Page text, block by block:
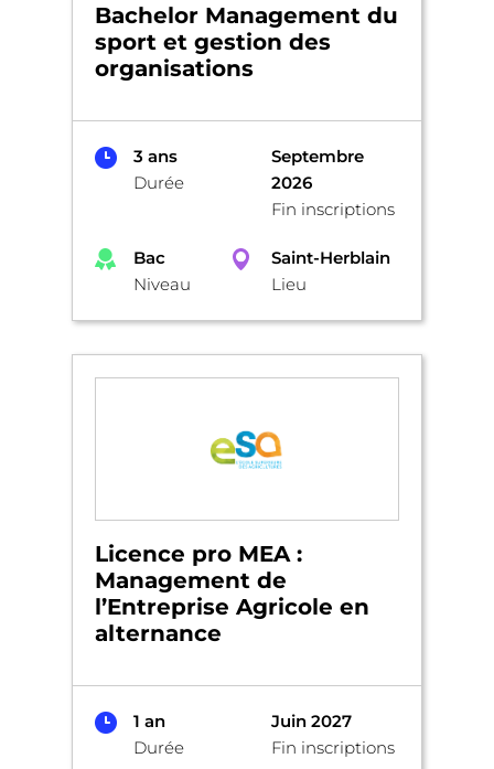
Bachelor Management du
sport et gestion des
organisations
3 ans
Durée
Septembre
2026
Fin inscriptions
Bac
Niveau
Saint-Herblain
Lieu
Licence pro MEA :
Management de
l’Entreprise Agricole en
alternance
1 an
Durée
Juin 2027
Fin inscriptions